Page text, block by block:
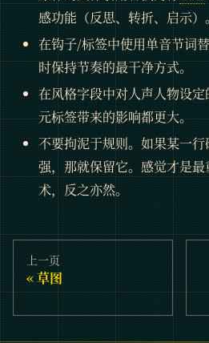
感功能（反思、转折、启示）。
在钩子/标签中使用单音节词
时保持节奏的最干净方式。
在风格字段中对人声人物设
元标签带来的影响都更大。
不要拘泥于规则。如果某一
强，那就保留它。感觉才是
术，反之亦然。
上一页
草图